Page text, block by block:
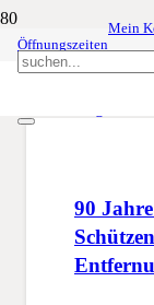
Öffnungszeiten
Mein
90